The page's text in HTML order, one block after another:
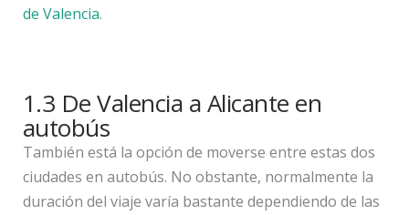
de Valencia.
1.3 De Valencia a Alicante en
autobús
También está la opción de moverse entre estas dos
ciudades en autobús. No obstante, normalmente la
duración del viaje varía bastante dependiendo de las